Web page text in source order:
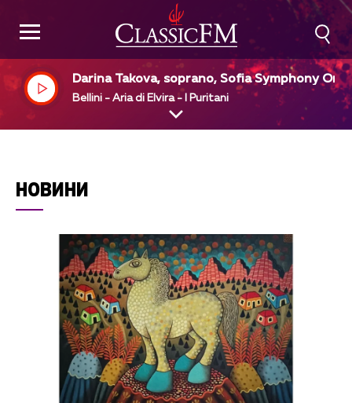
Darina Takova, soprano, Sofia Symphony
stra, Metodi Matakiev, dir
Bellini - Aria di Elvira - I Puritani
НОВИНИ